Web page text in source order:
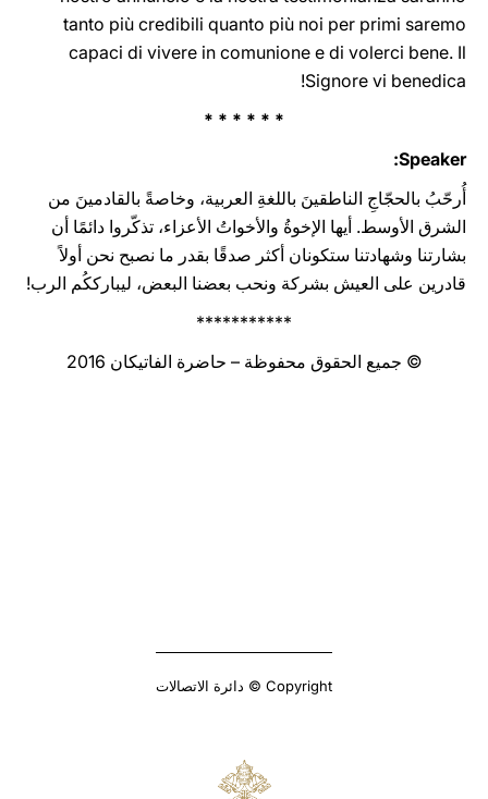
tanto più credibili quanto più noi per primi saremo
capaci di vivere in comunione e di volerci bene. Il
Signore vi benedica!
* * * * * *
Speaker:
أُرحّبُ بالحجّاجِ الناطقينَ باللغةِ العربية، وخاصةً بالقادمينَ من
الشرق الأوسط. أيها الإخوةُ والأخواتُ الأعزاء، تذكّروا دائمًا أن
بشارتنا وشهادتنا ستكونان أكثر صدقًا بقدر ما نصبح نحن أولاً
قادرين على العيش بشركة ونحب بعضنا البعض، ليبارككُم الرب!
***********
© جميع الحقوق محفوظة – حاضرة الفاتيكان 2016
Copyright © دائرة الاتصالات